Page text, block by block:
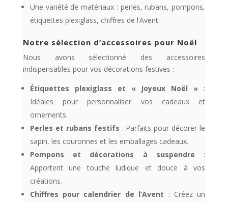
Une variété de matériaux : perles, rubans, pompons,
étiquettes plexiglass, chiffres de l’Avent.
Notre sélection d’accessoires pour Noël
Nous avons sélectionné des accessoires
indispensables pour vos décorations festives :
Étiquettes plexiglass et « Joyeux Noël » :
Idéales pour personnaliser vos cadeaux et
ornements.
Perles et rubans festifs : Parfaits pour décorer le
sapin, les couronnes et les emballages cadeaux.
Pompons et décorations à suspendre :
Apportent une touche ludique et douce à vos
créations.
Chiffres pour calendrier de l’Avent : Créez un